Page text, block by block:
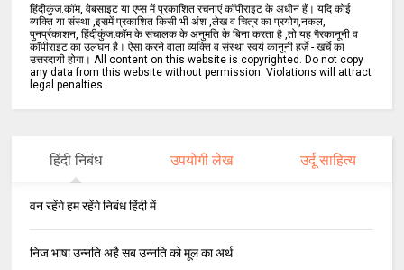
हिंदीकुंज.कॉम, वेबसाइट या एप्स में प्रकाशित रचनाएं कॉपीराइट के अधीन हैं। यदि कोई
व्यक्ति या संस्था ,इसमें प्रकाशित किसी भी अंश ,लेख व चित्र का प्रयोग,नकल,
पुनर्प्रकाशन, हिंदीकुंज.कॉम के संचालक के अनुमति के बिना करता है ,तो यह गैरकानूनी व
कॉपीराइट का उलंघन है। ऐसा करने वाला व्यक्ति व संस्था स्वयं कानूनी हर्ज़े - खर्चे का
उत्तरदायी होगा। All content on this website is copyrighted. Do not copy
any data from this website without permission. Violations will attract
legal penalties.
हिंदी निबंध उपयोगी लेख उर्दू साहित्य
वन रहेंगे हम रहेंगे निबंध हिंदी में
निज भाषा उन्नति अहै सब उन्नति को मूल का अर्थ